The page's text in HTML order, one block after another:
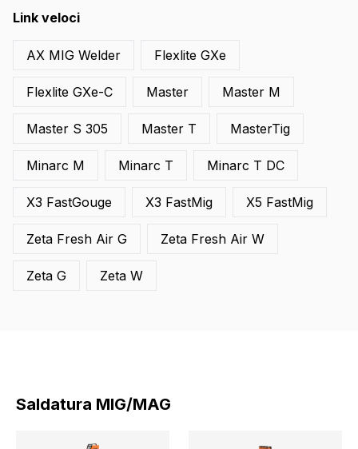
Link veloci
AX MIG Welder Flexlite GXe
Flexlite GXe-C Master Master M
Master S 305 Master T MasterTig
Minarc M Minarc T Minarc T DC
X3 FastGouge X3 FastMig X5 FastMig
Zeta Fresh Air G Zeta Fresh Air W
Zeta G Zeta W
Saldatura MIG/MAG